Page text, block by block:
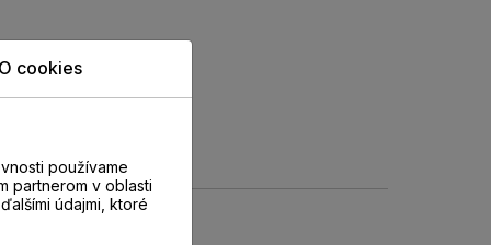
cookies
používame
partnerom v oblasti
údajmi, ktoré